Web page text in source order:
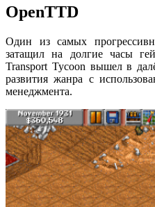
OpenTTD
Один из самых
затащил на долгие часы
Transport Tycoon вышел в
развития жанра с
менеджмента.